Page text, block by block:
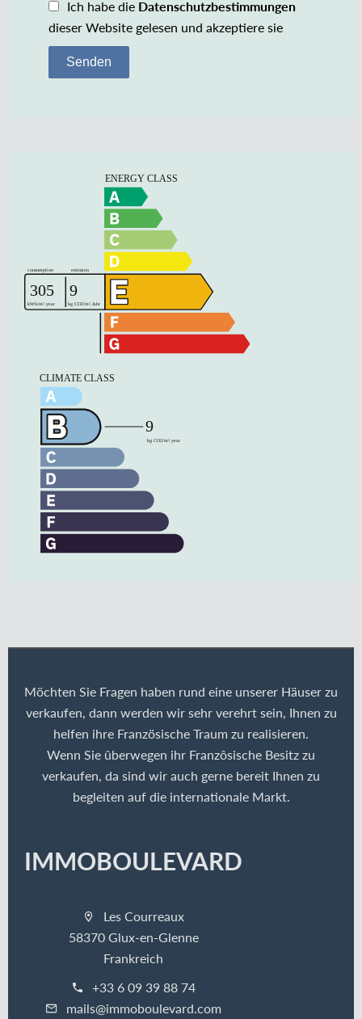
Ich habe die Datenschutzbestimmungen
dieser Website gelesen und akzeptiere sie
Senden
Möchten Sie Fragen haben rund eine unserer Häuser zu
verkaufen, dann werden wir sehr verehrt sein, Ihnen zu
helfen ihre Französische Traum zu realisieren.
Wenn Sie ûberwegen ihr Franzôsische Besitz zu
verkaufen, da sind wir auch gerne bereit Ihnen zu
begleiten auf die internationale Markt.
IMMOBOULEVARD
Les Courreaux
58370 Glux-en-Glenne
Frankreich
+33 6 09 39 88 74
mails@immoboulevard.com